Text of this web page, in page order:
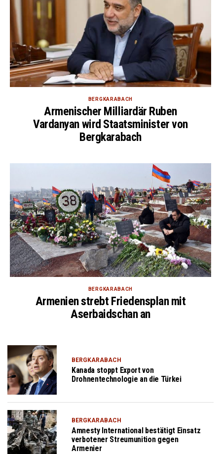
BERGKARABACH
Armenischer Milliardär Ruben
Vardanyan wird Staatsminister von
Bergkarabach
BERGKARABACH
Armenien strebt Friedensplan mit
Aserbaidschan an
BERGKARABACH
Kanada stoppt Export von
Drohnentechnologie an die Türkei
BERGKARABACH
Amnesty International bestätigt Einsatz
verbotener Streumunition gegen
Armenier